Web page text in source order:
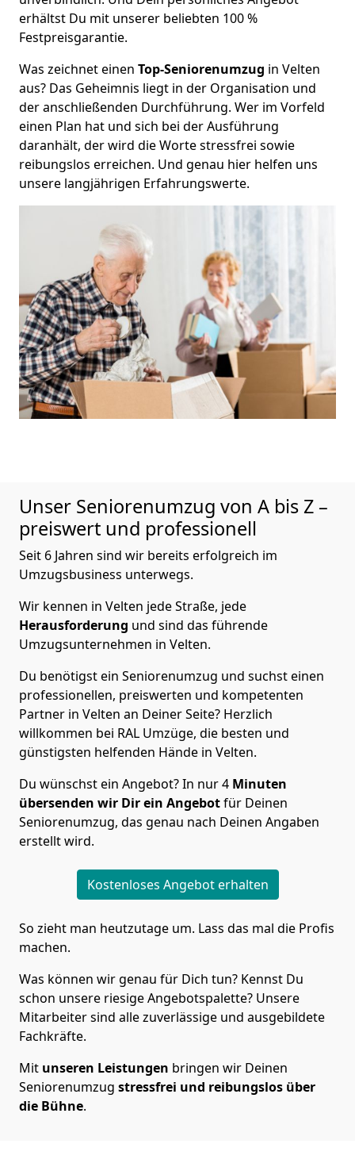
erhältst Du mit unserer beliebten 100 %
Festpreisgarantie.
Was zeichnet einen Top-Seniorenumzug in Velten
aus? Das Geheimnis liegt in der Organisation und
der anschließenden Durchführung. Wer im Vorfeld
einen Plan hat und sich bei der Ausführung
daranhält, der wird die Worte stressfrei sowie
reibungslos erreichen. Und genau hier helfen uns
unsere langjährigen Erfahrungswerte.
Unser Seniorenumzug von A bis Z –
preiswert und professionell
Seit 6 Jahren sind wir bereits erfolgreich im
Umzugsbusiness unterwegs.
Wir kennen in Velten jede Straße, jede
Herausforderung und sind das führende
Umzugsunternehmen in Velten.
Du benötigst ein Seniorenumzug und suchst einen
professionellen, preiswerten und kompetenten
Partner in Velten an Deiner Seite? Herzlich
willkommen bei RAL Umzüge, die besten und
günstigsten helfenden Hände in Velten.
Du wünschst ein Angebot? In nur 4 Minuten
übersenden wir Dir ein Angebotfür Deinen
Seniorenumzug, das genau nach Deinen Angaben
erstellt wird.
Kostenloses Angebot erhalten
So zieht man heutzutage um. Lass das mal die Profis
machen.
Was können wir genau für Dich tun? Kennst Du
schon unsere riesige Angebotspalette? Unsere
Mitarbeiter sind alle zuverlässige und ausgebildete
Fachkräfte.
Mit unseren Leistungen bringen wir Deinen
Seniorenumzug stressfrei und reibungslos über
die Bühne.